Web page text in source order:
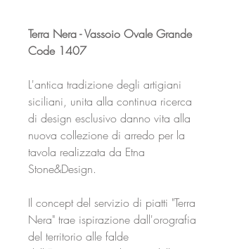
Terra Nera - Vassoio Ovale Grande
Code 1407
L'antica tradizione degli artigiani
siciliani, unita alla continua ricerca
di design esclusivo danno vita alla
nuova collezione di arredo per la
tavola realizzata da Etna
Stone&Design.
Il concept del servizio di piatti "Terra
Nera" trae ispirazione dall'orografia
del territorio alle falde